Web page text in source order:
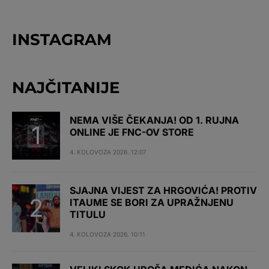
INSTAGRAM
NAJČITANIJE
NEMA VIŠE ČEKANJA! OD 1. RUJNA
ONLINE JE FNC-OV STORE
4. KOLOVOZA 2026. 12:07
SJAJNA VIJEST ZA HRGOVIĆA! PROTIV
ITAUME SE BORI ZA UPRAŽNJENU
TITULU
4. KOLOVOZA 2026. 10:11